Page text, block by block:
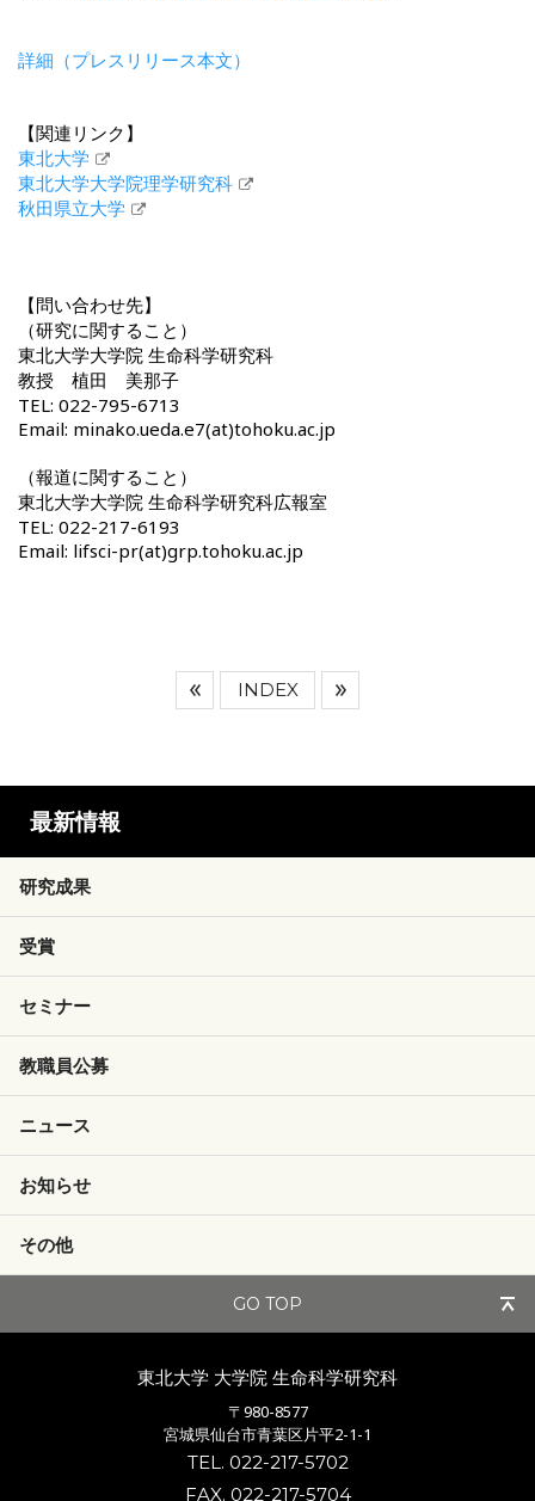
詳細（プレスリリース本文）
【関連リンク】
東北大学
東北大学大学院理学研究科
秋田県立大学
【問い合わせ先】
（研究に関すること）
東北大学大学院 生命科学研究科
教授 植田 美那子
TEL: 022-795-6713
Email: minako.ueda.e7(at)tohoku.ac.jp
（報道に関すること）
東北大学大学院 生命科学研究科広報室
TEL: 022-217-6193
Email: lifsci-pr(at)grp.tohoku.ac.jp
INDEX
最新情報
研究成果
受賞
セミナー
教職員公募
ニュース
お知らせ
その他
GO TOP
東北大学 大学院 生命科学研究科
〒980-8577
宮城県仙台市青葉区片平2-1-1
TEL. 022-217-5702
FAX. 022-217-5704